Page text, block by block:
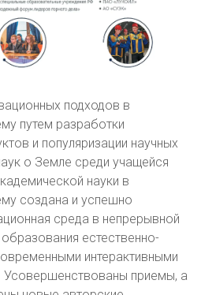
подходов в
путем разработки
и популяризации научных
о Земле среди учащейся
науки в
создана и успешно
среда в непрерывной
естественно-
интерактивными
Усовершенствованы приемы, а